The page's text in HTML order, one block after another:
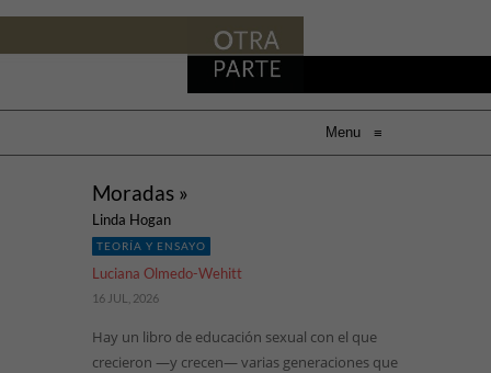
Menu ≡
Moradas »
Linda Hogan
TEORÍA Y ENSAYO
Luciana Olmedo-Wehitt
16 JUL, 2026
Hay un libro de educación sexual con el que
crecieron —y crecen— varias generaciones que